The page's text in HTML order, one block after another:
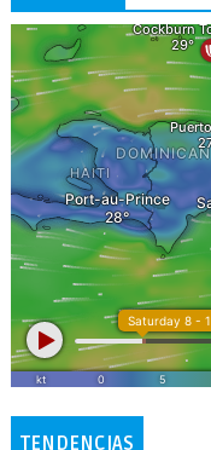
TENDENCIAS